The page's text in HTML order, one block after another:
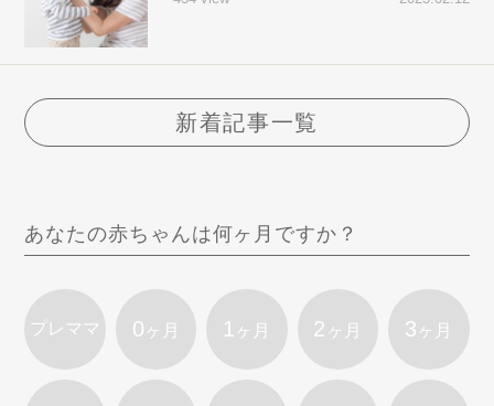
新着記事一覧
あなたの赤ちゃんは何ヶ月ですか？
プレママ 0 ヶ月 1 ヶ月 2 ヶ月 3 ヶ月